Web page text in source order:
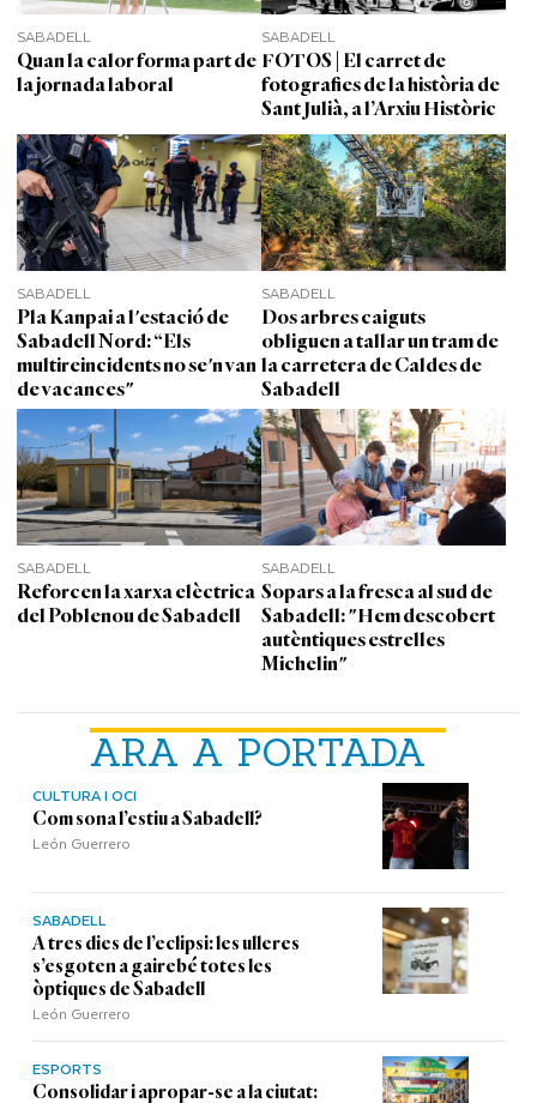
ARA A PORTADA
CULTURA I OCI
Com sona l’estiu a Sabadell?
León Guerrero
SABADELL
A tres dies de l’eclipsi: les ulleres
s’esgoten a gairebé totes les
òptiques de Sabadell
León Guerrero
ESPORTS
Consolidar i apropar-se a la ciutat:
SABADELL
Quan la calor forma part de
la jornada laboral
SABADELL
FOTOS | El carret de
fotografies de la història de
Sant Julià, a l’Arxiu Històric
SABADELL
Pla Kanpai a l'estació de
Sabadell Nord: “Els
multireincidents no se'n van
de vacances"
SABADELL
Dos arbres caiguts
obliguen a tallar un tram de
la carretera de Caldes de
Sabadell
SABADELL
Reforcen la xarxa elèctrica
del Poblenou de Sabadell
SABADELL
Sopars a la fresca al sud de
Sabadell: "Hem descobert
autèntiques estrelles
Michelin"